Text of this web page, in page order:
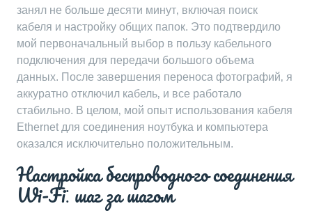
занял не больше десяти минут‚ включая поиск
кабеля и настройку общих папок. Это подтвердило
мой первоначальный выбор в пользу кабельного
подключения для передачи большого объема
данных. После завершения переноса фотографий‚ я
аккуратно отключил кабель‚ и все работало
стабильно. В целом‚ мой опыт использования кабеля
Ethernet для соединения ноутбука и компьютера
оказался исключительно положительным.
Настройка беспроводного соединения
Wi-Fi⁚ шаг за шагом